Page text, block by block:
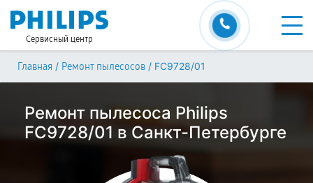
Сервисный центр
Главная / Ремонт пылесосов / FC9728/01
Ремонт пылесоса Philips
FC9728/01 в Санкт-Петербурге